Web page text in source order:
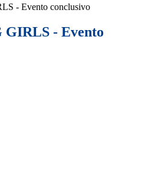
- Evento conclusivo
GIRLS - Evento